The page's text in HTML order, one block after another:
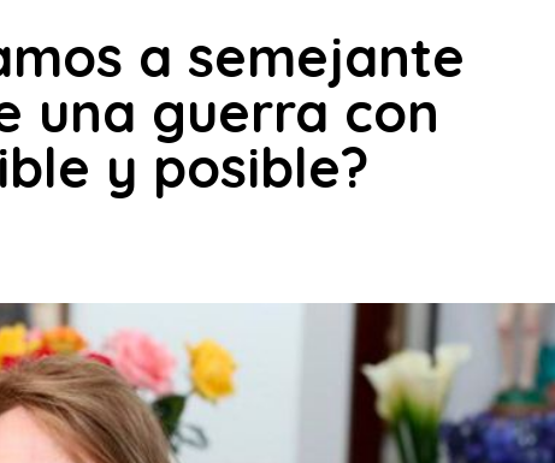
a semejante
una guerra con
y posible?